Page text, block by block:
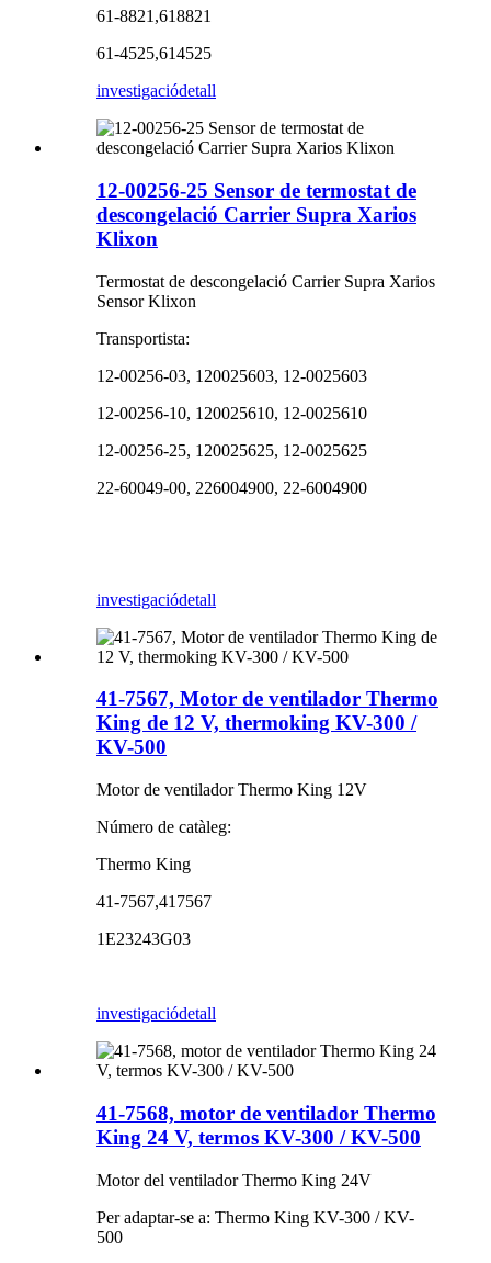
61-8821,618821
61-4525,614525
investigaciódetall
12-00256-25 Sensor de termostat de
descongelació Carrier Supra Xarios
Klixon
Termostat de descongelació Carrier Supra Xarios
Sensor Klixon
Transportista:
12-00256-03, 120025603, 12-0025603
12-00256-10, 120025610, 12-0025610
12-00256-25, 120025625, 12-0025625
22-60049-00, 226004900, 22-6004900
investigaciódetall
41-7567, Motor de ventilador Thermo
King de 12 V, thermoking KV-300 /
KV-500
Motor de ventilador Thermo King 12V
Número de catàleg:
Thermo King
41-7567,417567
1E23243G03
investigaciódetall
41-7568, motor de ventilador Thermo
King 24 V, termos KV-300 / KV-500
Motor del ventilador Thermo King 24V
Per adaptar-se a: Thermo King KV-300 / KV-
500